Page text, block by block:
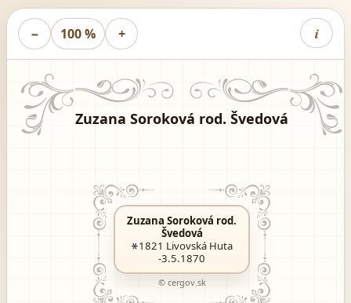
− 100 % + i
Zuzana Soroková rod. Švedová
Zuzana Soroková rod.
Švedová
1821 Livovská Huta
-3.5.1870
© cergov.sk